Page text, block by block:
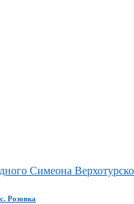
Симеона
Розовка